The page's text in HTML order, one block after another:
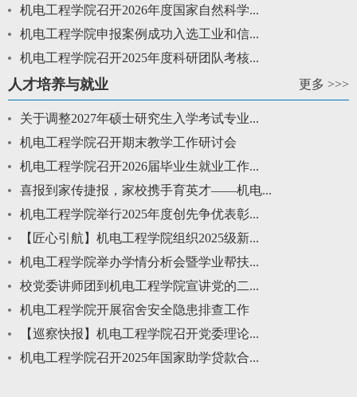
机电工程学院召开2026年度国家自然科学...
机电工程学院申报案例成功入选工业和信...
机电工程学院召开2025年度科研团队考核...
人才培养与就业 更多 >>>
关于调整2027年硕士研究生入学考试专业...
机电工程学院召开期末教学工作研讨会
机电工程学院召开2026届毕业生就业工作...
喜报到家传捷报，家校携手育英才——机电...
机电工程学院举行2025年度创先争优表彰...
【匠心引航】机电工程学院组织2025级新...
机电工程学院举办学情分析会暨学业帮扶...
校党委讲师团到机电工程学院宣讲党的二...
机电工程学院开展宿舍安全隐患排查工作
【巡察快报】机电工程学院召开党委理论...
机电工程学院召开2025年国家助学贷款合...